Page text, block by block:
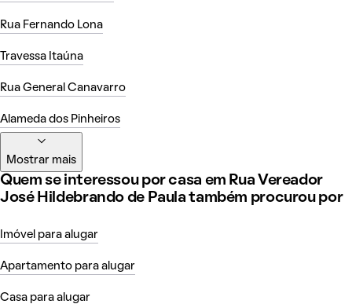
Rua Fernando Lona
Travessa Itaúna
Rua General Canavarro
Alameda dos Pinheiros
Mostrar mais
Quem se interessou por casa em Rua Vereador
José Hildebrando de Paula também procurou por
Imóvel para alugar
Apartamento para alugar
Casa para alugar